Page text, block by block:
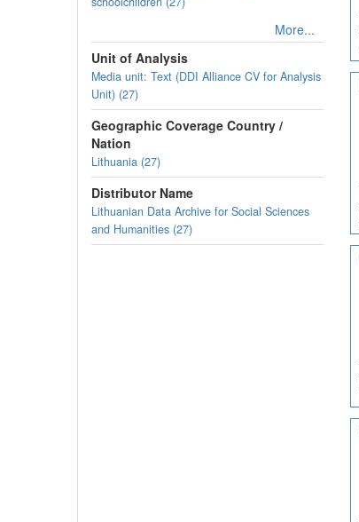
More...
Unit of Analysis
Media unit: Text (DDI Alliance CV for Analysis
Unit) (27)
Geographic Coverage Country /
Nation
Lithuania (27)
Distributor Name
Lithuanian Data Archive for Social Sciences
and Humanities (27)